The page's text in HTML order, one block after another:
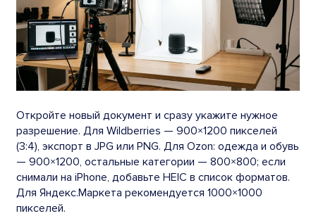
Откройте новый документ и сразу укажите нужное
разрешение. Для Wildberries — 900×1200 пикселей
(3:4), экспорт в JPG или PNG. Для Ozon: одежда и обувь
— 900×1200, остальные категории — 800×800; если
снимали на iPhone, добавьте HEIC в список форматов.
Для Яндекс.Маркета рекомендуется 1000×1000
пикселей.